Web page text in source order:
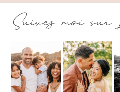
Suivez moi sur